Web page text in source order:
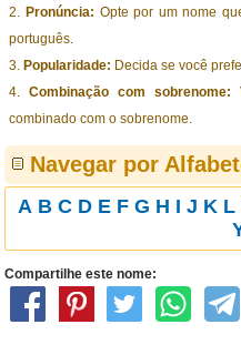
Pronúncia: Opte por um nome
português.
Popularidade: Decida se você
Combinação com sobrenome:
combinado com o sobrenome.
Navegar por
A B C D E F G H I J K L
Compartilhe este nome: